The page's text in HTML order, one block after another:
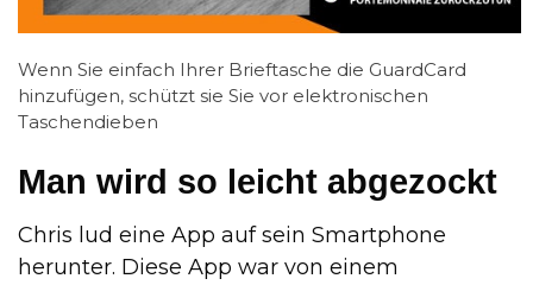
Wenn Sie einfach Ihrer Brieftasche die GuardCard
hinzufügen, schützt sie Sie vor elektronischen
Taschendieben
Man wird so leicht abgezockt
Chris lud eine App auf sein Smartphone
herunter. Diese App war von einem